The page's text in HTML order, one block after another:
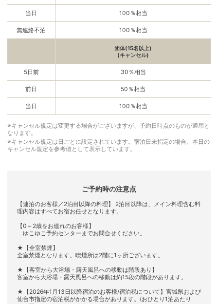
当日 100％相当
無連絡不泊 100％相当
団体(15名以上)
(キャンセル)
5日前 30％相当
前日 50％相当
当日 100％相当
※キャンセル規定は変更する場合がございますが、予約日時点のものが適用と
なります。
※キャンセル規定は日ごとに設定されています。宿泊日未指定の場合、本日の
キャンセル規定を参考値として表示しています。
ご予約時の注意点
【連泊のお客様／2泊目以降の料理】 2泊目以降は、メイン料理含む料
理内容はすべてお宿お任せとなります。
【0～2歳をお連れのお客様】
ゆこゆこ予約センターまでお問合せください。
★【全室禁煙】
全室禁煙となります。喫煙所は2階に1ヶ所ございます。
★【客室から大浴場・露天風呂への移動は階段あり】
客室から大浴場・露天風呂への移動は約15段の階段があります。
★【2026年1月13日以降宿泊のお客様/宿泊税について】宮城県および
仙台市指定の宿泊税がかかる場合があります。(おひとり1泊あたり